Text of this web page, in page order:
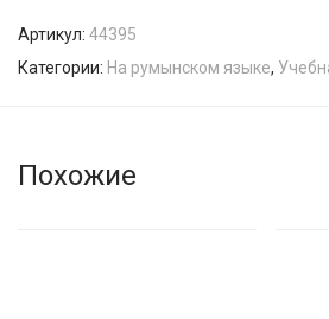
Артикул: 44395
Категории: На румынском языке,
Похожие